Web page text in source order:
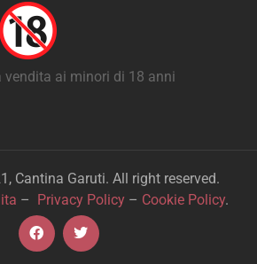
vendita ai minori di 18 anni
Cantina Garuti. All right reserved.
– Privacy Policy– Cookie Policy.